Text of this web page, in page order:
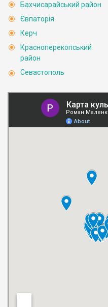
Бахчисарайський район
Євпаторія
Керч
Красноперекопський
район
Севастополь